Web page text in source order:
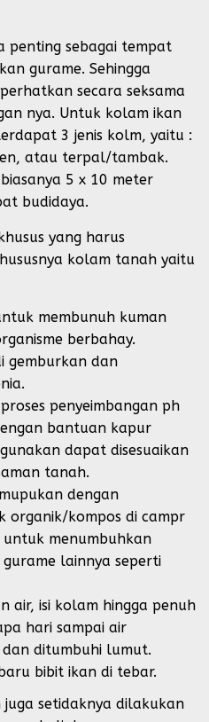
penting sebagai tempat
gurame. Sehingga
secara seksama
nya. Untuk kolam ikan
3 jenis kolm, yaitu :
atau terpal/tambak.
5 x 10 meter
budidaya.
yang harus
kolam tanah yaitu
membunuh kuman
berbahay.
gemburkan dan
penyeimbangan ph
bantuan kapur
dapat disesuaikan
tanah.
dengan
organik/kompos di campr
menumbuhkan
lainnya seperti
air, isi kolam hingga penuh
hari sampai air
ditumbuhi lumut.
bibit ikan di tebar.
setidaknya dilakukan